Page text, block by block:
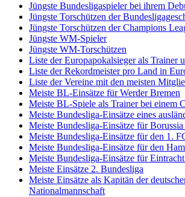
Jüngste Bundesligaspieler bei ihrem
Jüngste Torschützen der
Jüngste Torschützen der Champions
Jüngste WM-Spieler
Jüngste WM-Torschützen
Liste der Europapokalsieger als Trainer
Liste der Rekordmeister pro Land in
Liste der Vereine mit den meisten
Meiste BL-Einsätze für Werder Bremen
Meiste BL-Spiele als Trainer bei einem
Meiste Bundesliga-Einsätze eines
Meiste Bundesliga-Einsätze für
Meiste Bundesliga-Einsätze für den 1.
Meiste Bundesliga-Einsätze für den
Meiste Bundesliga-Einsätze für
Meiste Einsätze 2. Bundesliga
Meiste Einsätze als Kapitän der
Nationalmannschaft